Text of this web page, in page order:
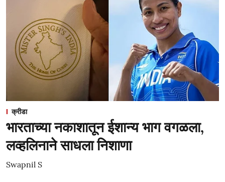
क्रीडा
भारताच्या नकाशातून ईशान्य भाग वगळला,
लव्हलिनाने साधला निशाणा
Swapnil S